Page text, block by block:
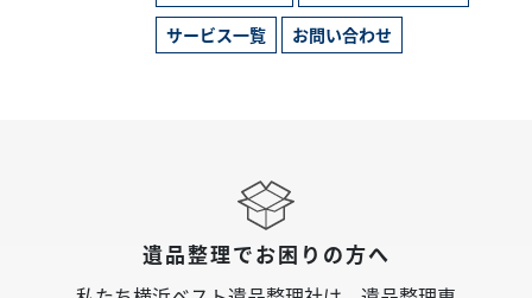
サービス一覧 お問い合わせ
遺品整理でお困りの方へ